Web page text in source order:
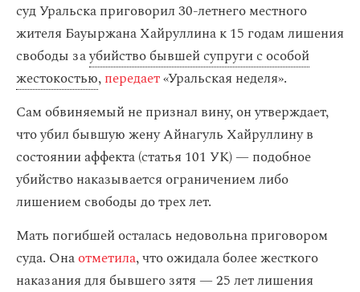
суд Уральска приговорил 30-летнего местного
жителя Бауыржана Хайруллина к 15 годам лишения
свободы заубийство бывшей супруги с особой
жестокостью,передает«Уральская неделя».
Сам обвиняемый не признал вину, он утверждает,
что убил бывшую жену Айнагуль Хайруллину в
состоянии аффекта (статья 101 УК) — подобное
убийство наказывается ограничением либо
лишением свободы до трех лет.
Мать погибшей осталась недовольна приговором
суда. Онаотметила, что ожидала более жесткого
наказания для бывшего зятя — 25 лет лишения